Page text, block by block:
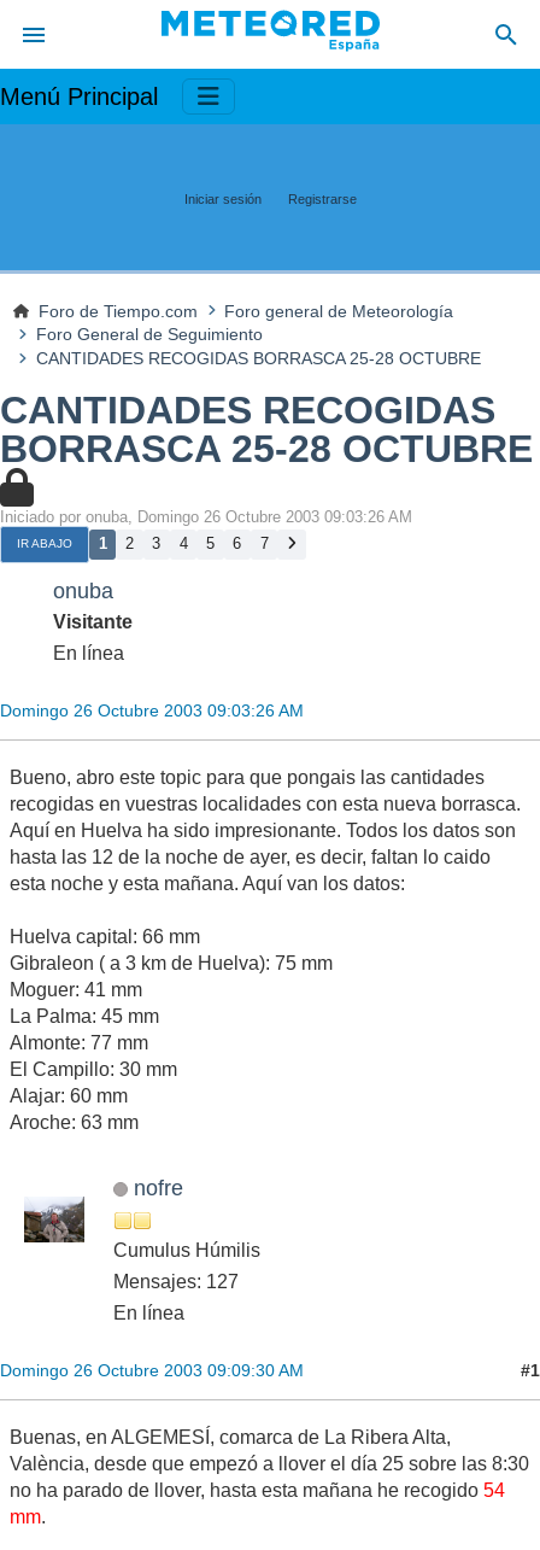
Menú Principal
Iniciar sesión Registrarse
Foro de Tiempo.com
Foro general de Meteorología
Foro General de Seguimiento
CANTIDADES RECOGIDAS BORRASCA 25-28 OCTUBRE
CANTIDADES RECOGIDAS
BORRASCA 25-28 OCTUBRE
Iniciado por onuba, Domingo 26 Octubre 2003 09:03:26 AM
IR ABAJO 1 2 3 4 5 6 7
onuba
Visitante
En línea
Domingo 26 Octubre 2003 09:03:26 AM
Bueno, abro este topic para que pongais las cantidades
recogidas en vuestras localidades con esta nueva borrasca.
Aquí en Huelva ha sido impresionante. Todos los datos son
hasta las 12 de la noche de ayer, es decir, faltan lo caido
esta noche y esta mañana. Aquí van los datos:
Huelva capital: 66 mm
Gibraleon ( a 3 km de Huelva): 75 mm
Moguer: 41 mm
La Palma: 45 mm
Almonte: 77 mm
El Campillo: 30 mm
Alajar: 60 mm
Aroche: 63 mm
nofre
Cumulus Húmilis
Mensajes: 127
En línea
Domingo 26 Octubre 2003 09:09:30 AM #1
Buenas, en ALGEMESÍ, comarca de La Ribera Alta,
València, desde que empezó a llover el día 25 sobre las 8:30
no ha parado de llover, hasta esta mañana he recogido 54
mm.